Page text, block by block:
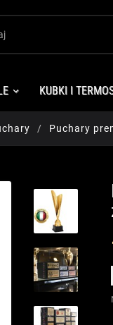
KUBKI I
Puchary